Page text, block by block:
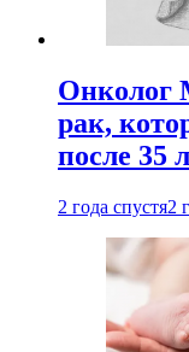
Онколог
рак,
после 35
2 года спустя2